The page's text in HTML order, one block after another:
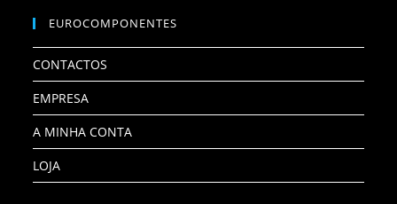
EUROCOMPONENTES
CONTACTOS
EMPRESA
A MINHA CONTA
LOJA